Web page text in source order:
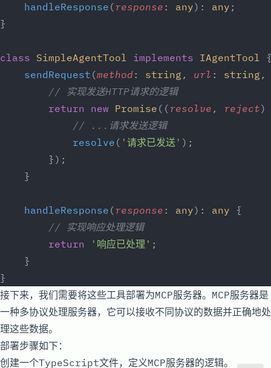
    handleResponse
(response : any): any ;
}
class SimpleAgentTool implements IAgentTool
    sendRequest
(method: string , url : string
        // 实现发送HTTP请求的逻辑
        return
new Promise ((resolve , reject
            // ...请求发送逻辑
            resolve
( '请求已发送' );
        });
    }
    handleResponse
(response : any): any {
        // 实现响应处理逻辑
        return
'响应已处理' ;
    }
}
接下来，我们需要将这些工具部署为MCP服务器。MCP服务器是
一种多协议处理服务器，它可以接收不同协议的数据并正确地处
理这些数据。
部署步骤如下：
创建一个TypeScript文件，定义MCP服务器的逻辑。